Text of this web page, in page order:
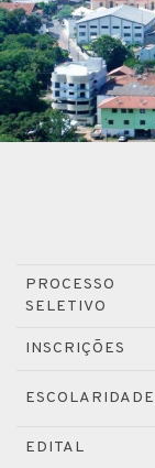
PROCESSO
SELETIVO
INSCRIÇÕES
ESCOLARIDADE
EDITAL